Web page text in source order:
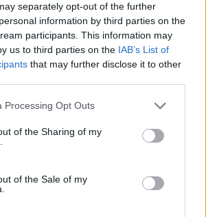
separately opt-out of the further
information by third parties on the
participants. This information may
us to third parties on the IAB’s List of
that may further disclose it to other
Processing Opt Outs
of the Sharing of my
of the Sale of my
sorozatok
SOROZAT